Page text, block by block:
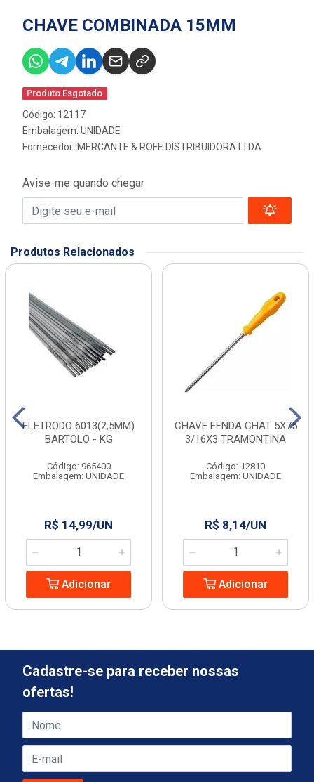
CHAVE COMBINADA 15MM
Produto Esgotado
Código: 12117
Embalagem: UNIDADE
Fornecedor: MERCANTE & ROFE DISTRIBUIDORA LTDA
Avise-me quando chegar
Produtos Relacionados
ELETRODO 6013(2,5MM)
BARTOLO - KG
Código: 965400
Embalagem: UNIDADE
R$ 14,99/UN
Adicionar
CHAVE FENDA CHAT 5X75
3/16X3 TRAMONTINA
Código: 12810
Embalagem: UNIDADE
R$ 8,14/UN
Adicionar
Cadastre-se para receber nossas
ofertas!